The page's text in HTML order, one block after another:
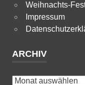
Weihnachts-
Impressum
ARCHIV
Archiv